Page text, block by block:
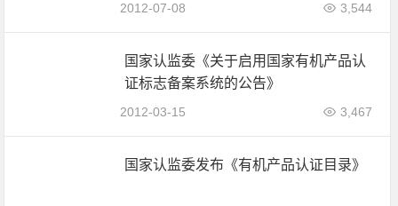
2012-07-08 3,544
国家认监委《关于启用国家有机产品认
证标志备案系统的公告》
2012-03-15 3,467
国家认监委发布《有机产品认证目录》